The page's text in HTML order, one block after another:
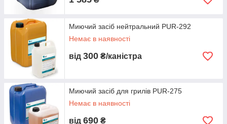
Миючий засіб нейтральний PUR-292
Немає в наявності
від 300 ₴/каністра
Миючий засіб для грилів PUR-275
Немає в наявності
від 690 ₴